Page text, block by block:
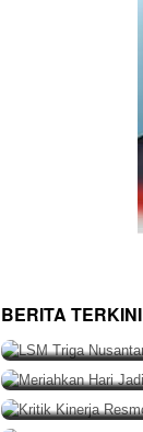
BERITA TERKINI
LSM Triga
Bhagasasi
Meriahkan Hari
Kritik Kinerja
Peta Politik